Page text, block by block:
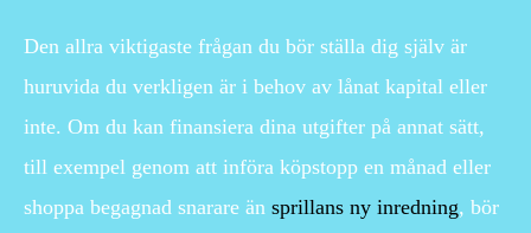
Den allra viktigaste frågan du bör ställa dig själv är
huruvida du verkligen är i behov av lånat kapital eller
inte. Om du kan finansiera dina utgifter på annat sätt,
till exempel genom att införa köpstopp en månad eller
shoppa begagnad snarare än sprillans ny inredning, bör